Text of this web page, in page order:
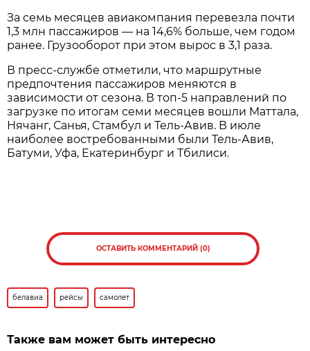
За семь месяцев авиакомпания перевезла почти
1,3 млн пассажиров — на 14,6% больше, чем годом
ранее. Грузооборот при этом вырос в 3,1 раза.
В пресс-службе отметили, что маршрутные
предпочтения пассажиров меняются в
зависимости от сезона. В топ-5 направлений по
загрузке по итогам семи месяцев вошли Маттала,
Нячанг, Санья, Стамбул и Тель-Авив. В июле
наиболее востребованными были Тель-Авив,
Батуми, Уфа, Екатеринбург и Тбилиси.
ОСТАВИТЬ КОММЕНТАРИЙ (0)
белавиа рейсы самолет
Также вам может быть интересно